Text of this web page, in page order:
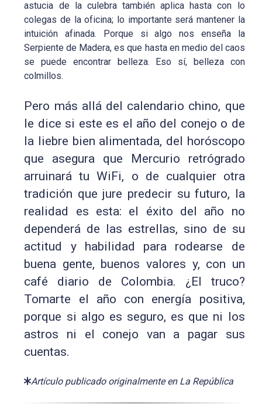
astucia de la culebra también aplica hasta con lo
colegas de la oficina; lo importante será mantener la
intuición afinada. Porque si algo nos enseña la
Serpiente de Madera, es que hasta en medio del caos
se puede encontrar belleza. Eso sí, belleza con
colmillos.
Pero más allá del calendario chino, que
le dice si este es el año del conejo o de
la liebre bien alimentada, del horóscopo
que asegura que Mercurio retrógrado
arruinará tu WiFi, o de cualquier otra
tradición que jure predecir su futuro, la
realidad es esta: el éxito del año no
dependerá de las estrellas, sino de su
actitud y habilidad para rodearse de
buena gente, buenos valores y, con un
café diario de Colombia. ¿El truco?
Tomarte el año con energía positiva,
porque si algo es seguro, es que ni los
astros ni el conejo van a pagar sus
cuentas.
Artículo publicado originalmente en La República